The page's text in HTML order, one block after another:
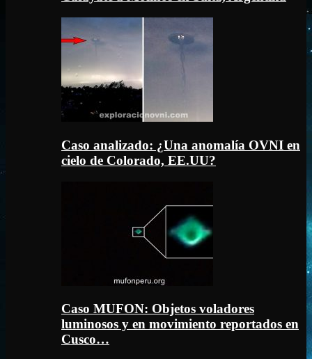
Caso analizado: ¿Una anomalía OVNI en
cielo de Colorado, EE.UU?
Caso MUFON: Objetos voladores
luminosos y en movimiento reportados en
Cusco…